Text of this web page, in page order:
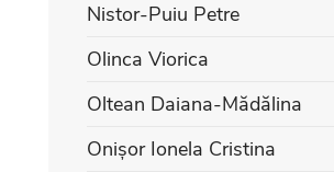
Nistor-Puiu Petre
Olinca Viorica
Oltean Daiana-Mădălina
Onișor Ionela Cristina